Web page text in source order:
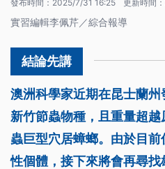
發布時間： 2025/7/31 16:25 更新時間：
實習編輯李佩芹／綜合報導
澳洲科學家近期在昆士蘭
新竹節蟲物種，且重量超
蟲巨型穴居蟑螂。由於目
性個體，接下來將會再尋